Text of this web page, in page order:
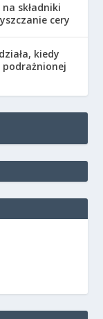
składniki
cery
kiedy
podrażnionej